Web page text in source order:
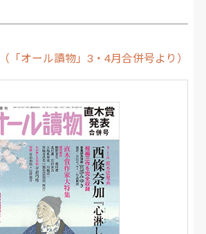
（「オール讀物」3・4月合併号より）